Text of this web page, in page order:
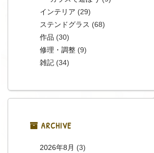
インテリア (29)
ステンドグラス (68)
作品 (30)
修理・調整(9)
雑記(34)
ARCHIVE
2026年8月 (3)